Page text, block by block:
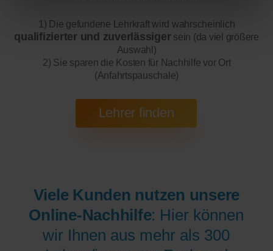
1) Die gefundene Lehrkraft wird wahrscheinlich
qualifizierter und zuverlässigersein (da viel größere
Auswahl)
2) Sie sparen die Kosten für Nachhilfe vor Ort
(Anfahrtspauschale)
Viele Kunden nutzen unsere
Online-Nachhilfe: Hier können
wir Ihnen aus mehr als 300